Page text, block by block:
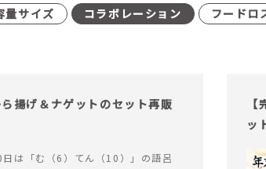
量サイズ コラボレーション フードロ
揚げ＆ナゲットのセット再販
は「む（6）てん（10）」の語呂
ッ